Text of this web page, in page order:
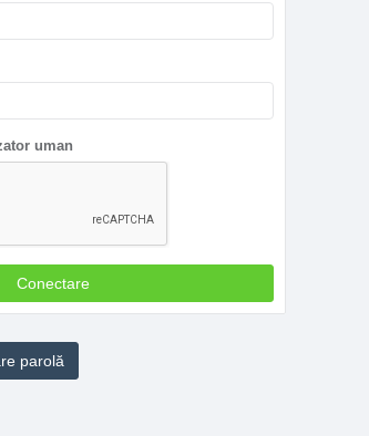
uman
Conectare
parolă